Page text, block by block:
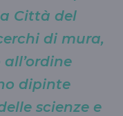
Città del
di mura,
dipinte
scienze e